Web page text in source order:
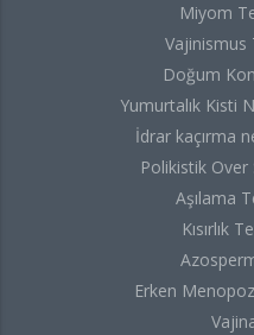
Miyom
Vajinismus
Doğum
Yumurtalık Kisti
İdrar kaçırma
Polikistik Over
Aşılama
Kısırlık
Erken